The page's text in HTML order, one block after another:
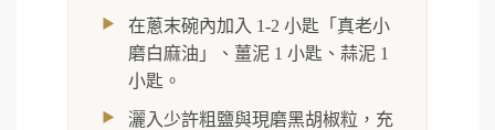
在蔥末碗內加入 1-2 小匙「真老小
磨白麻油」、薑泥 1 小匙、蒜泥 1
小匙。
灑入少許粗鹽與現磨黑胡椒粒，充